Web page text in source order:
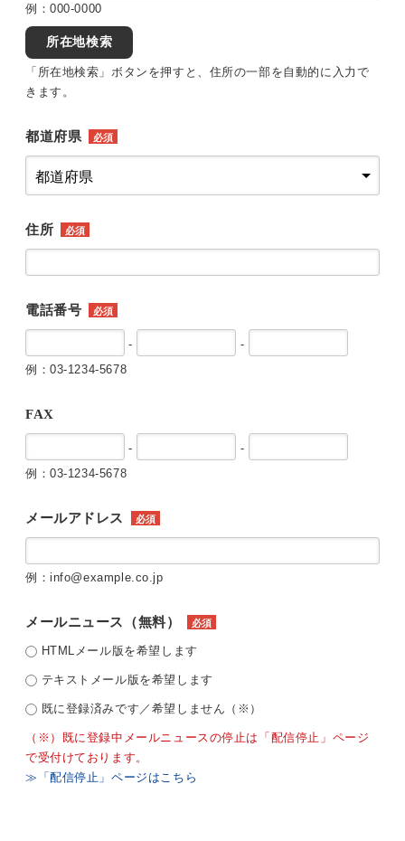
例：000-0000
所在地検索
「所在地検索」ボタンを押すと、住所の一部を自動的に入力で
きます。
都道府県 必須
住所 必須
電話番号 必須
-
-
例：03-1234-5678
FAX
-
-
例：03-1234-5678
メールアドレス 必須
例：info@example.co.jp
メールニュース（無料） 必須
HTMLメール版を希望します
テキストメール版を希望します
既に登録済みです／希望しません（※）
（※）既に登録中メールニュースの停止は「配信停止」ページ
で受付けております。
≫「配信停止」ページはこちら